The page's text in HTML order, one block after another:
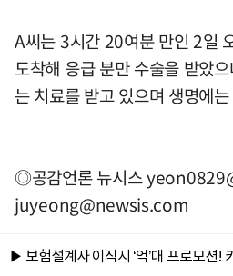
A씨는 3시간 20여분 만인 2일
도착해 응급 분만 수술을 받았
는 치료를 받고 있으며 생명에
◎공감언론 뉴시스
juyeong@newsis.com